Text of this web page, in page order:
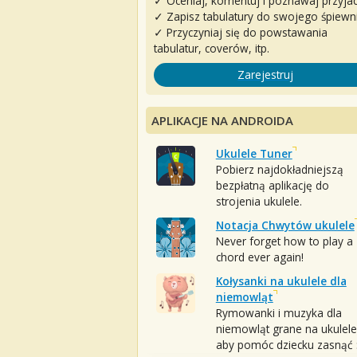
✓ Zapisz tabulatury do swojego
✓ Przyczyniaj się do powstawania
tabulatur, coverów, itp.
Zarejestruj
APLIKACJE NA ANDROIDA
Ukulele Tuner
Pobierz najdokładniejszą
bezpłatną aplikację do
strojenia ukulele.
Notacja Chwytów ukulele
Never forget how to play a
chord ever again!
Kołysanki na ukulele dla
niemowląt
Rymowanki i muzyka dla
niemowląt grane na
aby pomóc dziecku zasnąć